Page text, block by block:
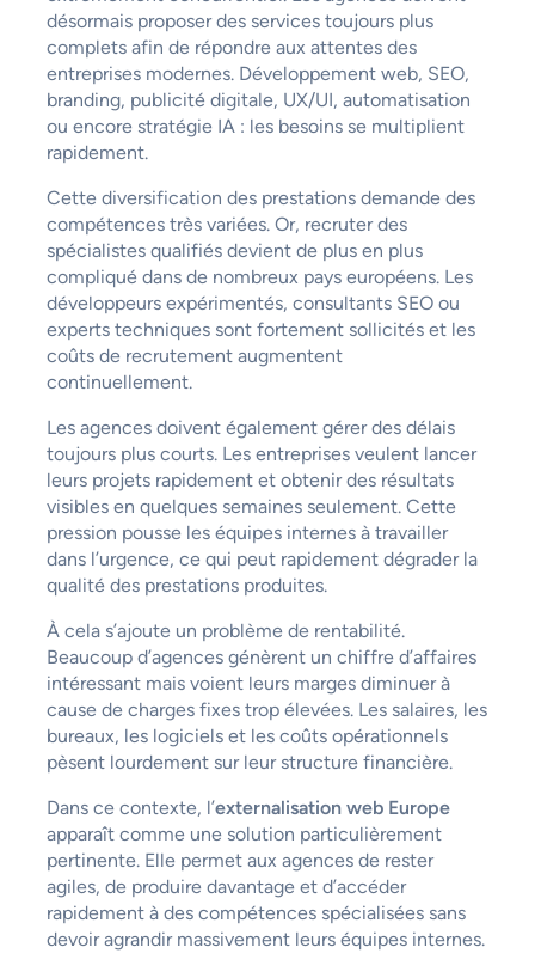
désormais proposer des services toujours plus
complets afin de répondre aux attentes des
entreprises modernes. Développement web, SEO,
branding, publicité digitale, UX/UI, automatisation
ou encore stratégie IA : les besoins se multiplient
rapidement.
Cette diversification des prestations demande des
compétences très variées. Or, recruter des
spécialistes qualifiés devient de plus en plus
compliqué dans de nombreux pays européens. Les
développeurs expérimentés, consultants SEO ou
experts techniques sont fortement sollicités et les
coûts de recrutement augmentent
continuellement.
Les agences doivent également gérer des délais
toujours plus courts. Les entreprises veulent lancer
leurs projets rapidement et obtenir des résultats
visibles en quelques semaines seulement. Cette
pression pousse les équipes internes à travailler
dans l’urgence, ce qui peut rapidement dégrader la
qualité des prestations produites.
À cela s’ajoute un problème de rentabilité.
Beaucoup d’agences génèrent un chiffre d’affaires
intéressant mais voient leurs marges diminuer à
cause de charges fixes trop élevées. Les salaires, les
bureaux, les logiciels et les coûts opérationnels
pèsent lourdement sur leur structure financière.
Dans ce contexte, l’externalisation web Europe
apparaît comme une solution particulièrement
pertinente. Elle permet aux agences de rester
agiles, de produire davantage et d’accéder
rapidement à des compétences spécialisées sans
devoir agrandir massivement leurs équipes internes.